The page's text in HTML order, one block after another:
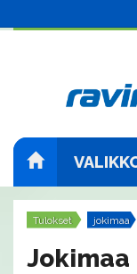
Tulokset jokimaa
Jokimaa